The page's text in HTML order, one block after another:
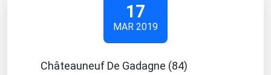
17
MAR 2019
Châteauneuf De Gadagne (84)